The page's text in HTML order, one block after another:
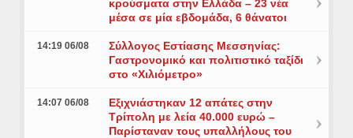
κρούσματα στην Ελλάδα – 23 νέα
μέσα σε μία εβδομάδα, 6 θάνατοι
14:19 06/08
Σύλλογος Εστίασης Μεσσηνίας:
Γαστρονομικό και πολιτιστικό ταξίδι
στο «Χιλιόμετρο»
14:07 06/08
Εξιχνιάστηκαν 12 απάτες στην
Τρίπολη με λεία 40.000 ευρώ –
Παρίσταναν τους υπαλλήλους του